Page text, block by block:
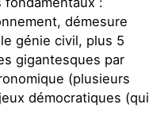
démesure
génie civil, plus 5
gigantesques par
(plusieurs
démocratiques (qui